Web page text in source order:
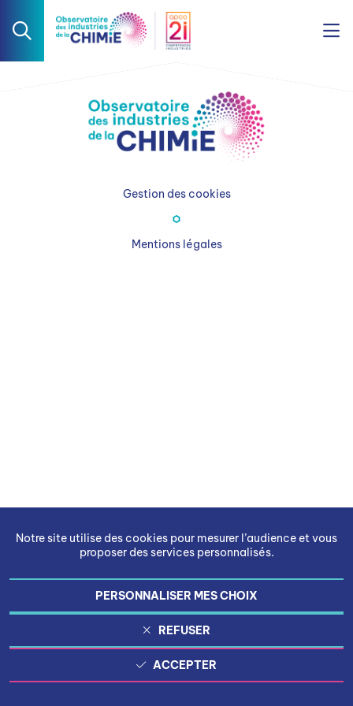
Notre site utilise des cookies pour mesurer l’audience et vous
proposer des services personnalisés.
PERSONNALISER MES CHOIX
REFUSER
ACCEPTER
Gestion des cookies
Mentions légales